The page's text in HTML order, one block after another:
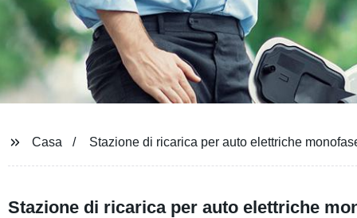
Casa Stazione di ricarica per auto elettriche
Stazione di ricarica per auto elettriche